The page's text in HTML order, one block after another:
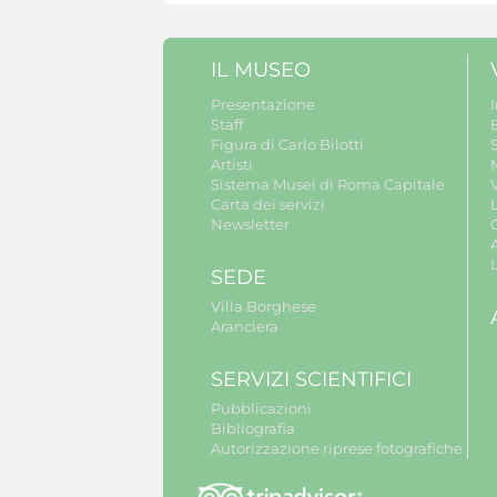
IL MUSEO
Presentazione
Staff
Figura di Carlo Bilotti
Artisti
Sistema Musei di Roma Capitale
Carta dei servizi
Newsletter
SEDE
Villa Borghese
Aranciera
SERVIZI SCIENTIFICI
Pubblicazioni
Bibliografia
Autorizzazione riprese fotografiche